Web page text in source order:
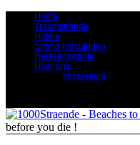
Home
Traumstrände
Hotels
Strand hinzufügen
Reiseangebote
Über uns
Impressum
before you die !